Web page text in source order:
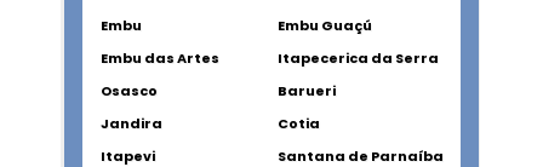
Embu
Embu Guaçú
Embu das Artes
Itapecerica da Serra
Osasco
Barueri
Jandira
Cotia
Itapevi
Santana de Parnaíba